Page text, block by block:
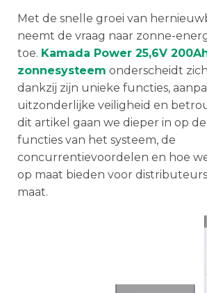
Met de snelle groei van
neemt de vraag naar zonne-
toe. Kamada Power 25,6V
zonnesysteem onderscheidt
dankzij zijn unieke functies,
uitzonderlijke veiligheid en
dit artikel gaan we dieper in op
functies van het systeem, de
concurrentievoordelen en hoe
op maat bieden voor
maat.